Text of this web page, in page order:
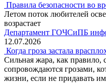
Правила безопасности во
Летом поток любителей
возрастает
Департамент ГОЧСиПБ
12.07.2026
Когда гроза застала
Сильная жара, как правило,
сопровождаются грозами,
жизни, если не придавать